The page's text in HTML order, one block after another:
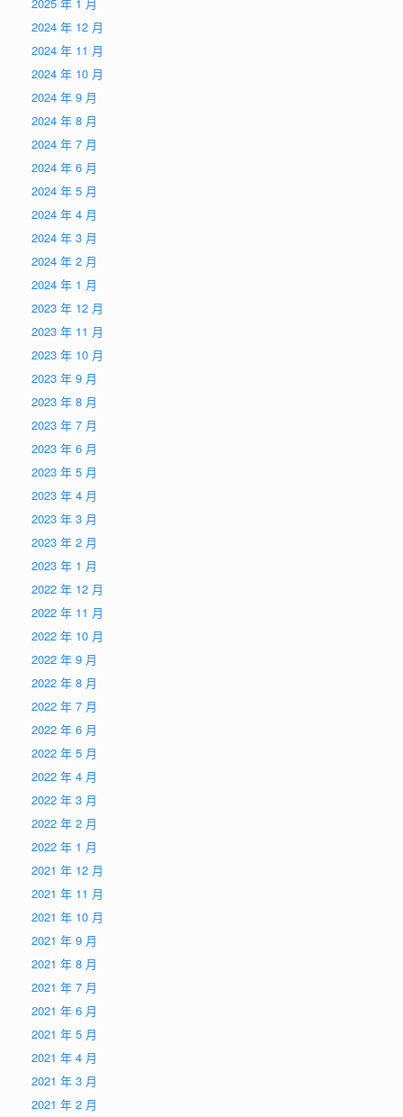
2024 年 12 月
2024 年 11 月
2024 年 10 月
2024 年 9 月
2024 年 8 月
2024 年 7 月
2024 年 6 月
2024 年 5 月
2024 年 4 月
2024 年 3 月
2024 年 2 月
2024 年 1 月
2023 年 12 月
2023 年 11 月
2023 年 10 月
2023 年 9 月
2023 年 8 月
2023 年 7 月
2023 年 6 月
2023 年 5 月
2023 年 4 月
2023 年 3 月
2023 年 2 月
2023 年 1 月
2022 年 12 月
2022 年 11 月
2022 年 10 月
2022 年 9 月
2022 年 8 月
2022 年 7 月
2022 年 6 月
2022 年 5 月
2022 年 4 月
2022 年 3 月
2022 年 2 月
2022 年 1 月
2021 年 12 月
2021 年 11 月
2021 年 10 月
2021 年 9 月
2021 年 8 月
2021 年 7 月
2021 年 6 月
2021 年 5 月
2021 年 4 月
2021 年 3 月
2021 年 2 月